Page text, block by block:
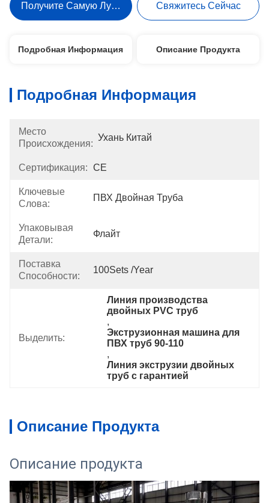
Получите Самую Лучшую ЦенуСвяжитесь Сейчас
Подробная Информация Описание Продукта
Подробная Информация
Место
Происхождения:
Ухань Китай
Сертификация: CE
Ключевые
Слова:
ПВХ Двойная Труба
Упаковывая
Детали:
Флайт
Поставка
Способности:
100Sets /Year
Выделить:
Линия производства
двойных PVC труб
,
Экструзионная машина для
ПВХ труб 90-110
,
Линия экструзии двойных
труб с гарантией
Описание Продукта
Описание продукта